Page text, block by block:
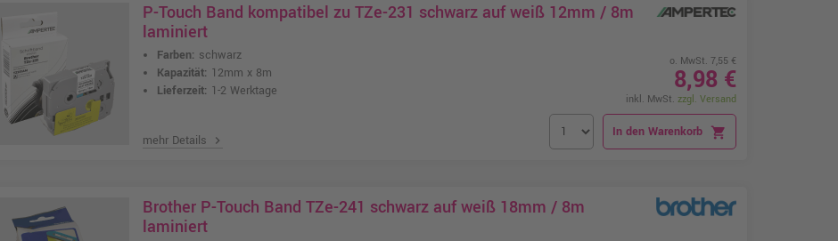
P-Touch Band kompatibel zu TZe-231 schwarz auf weiß 12mm / 8m
laminiert
Farben: schwarz
Kapazität: 12mm x 8m
Lieferzeit: 1-2 Werktage
mehr Details chevron_right
o. MwSt. 7,55 €
8,98 €
inkl. MwSt. zzgl. Versand
In den Warenkorb shopping_cart
Brother P-Touch Band TZe-241 schwarz auf weiß 18mm / 8m
laminiert